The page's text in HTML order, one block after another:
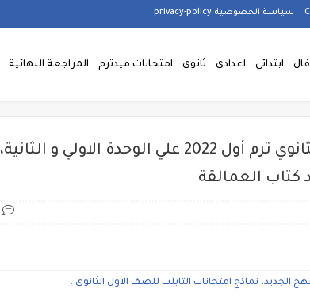
سياسة الخصوصية privacy-policy
ابتدائى اعدادى ثانوى امتحانات ميدترم المراجعة النهائية
امتحان لغة إنجليزية للصف الاول الثانوي ترم أول 2022 علي الوحدة الاولي و الثانية،
الجديد، نماذج امتحانات التابلت للصف الاول الثانوى .